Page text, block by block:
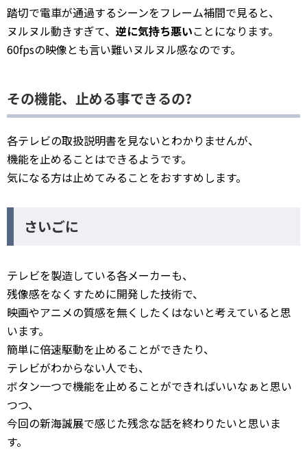
踏切で電車が通過するシーンをフレーム補間で見ると、
ヌルヌル動きすぎて、 逆に気持ち悪いことになります。
60fpsの映像とも言い難いヌルヌル感なのです。
その機能、止める事できるの?
各テレビの取扱説明書を見ないとわかりませんが、
機能を止めることはできるようです。
気になる方は止めてみることをおすすめします。
さいごに
テレビを製造している各メーカーも、
残像感をなくすために開発した技術で、
映画やアニメの質感を無くしたくはないと考えていると思
います。
簡単に倍速駆動を止めることができたり、
テレビがわからない人でも、
ボタン一つで機能を止めることができればいいなぁと思い
つつ、
今回の新海誠展で感じた残念な話を終わりたいと思いま
す。